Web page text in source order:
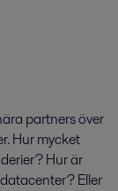
partners över
Hur mycket
Hur är
Eller